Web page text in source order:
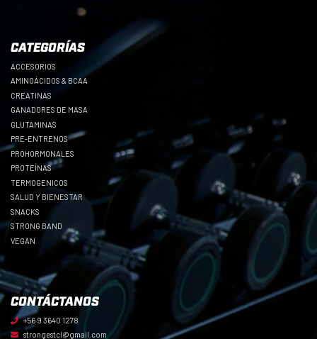
CATEGORÍAS
ACCESORIOS
AMINOÁCIDOS & BCAA
CREATINAS
GANADORES DE MASA
GLUTAMINAS
PRE-ENTRENOS
PROHORMONALES
PROTEÍNAS
TERMOGENICOS
SALUD Y BIENESTAR
SNACKS
STRONG BAND
VEGAN
CONTÁCTANOS
+56 9 3640 1278
strongestcl@gmail.com